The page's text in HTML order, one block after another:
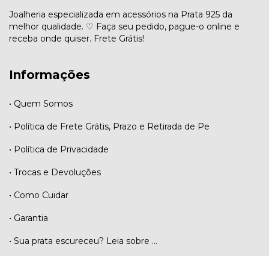
Joalheria especializada em acessórios na Prata 925 da
melhor qualidade. ♡ Faça seu pedido, pague-o online e
receba onde quiser. Frete Grátis!
Informações
• Quem Somos
• Política de Frete Grátis, Prazo e Retirada de Pe
• Política de Privacidade
• Trocas e Devoluções
• Como Cuidar
• Garantia
• Sua prata escureceu? Leia sobre ...